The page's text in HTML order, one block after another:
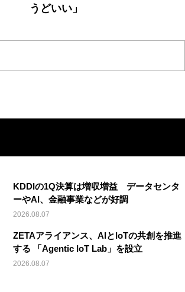
うどいい」
KDDIの1Q決算は増収増益 データセンタ
ーやAI、金融事業などが好調
2026.08.07
ZETAアライアンス、AIとIoTの共創を推進
する 「Agentic IoT Lab」を設立
2026.08.07